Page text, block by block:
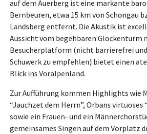
auf dem Auerberg ist eine markante
Bernbeuren, etwa 15 km von Schongau
Landsberg entfernt. Die Akustik ist
Aussicht vom begehbaren Glockenturm
Besucherplatform (nicht barrierefrei
Schuwerk zu empfehlen) bietet einen
Blick ins Voralpenland.
Zur Aufführung kommen Highlights wie
“Jauchzet dem Herrn”, Orbans virtuoses
sowie ein Frauen- und ein
gemeinsames Singen auf dem Vorplatz